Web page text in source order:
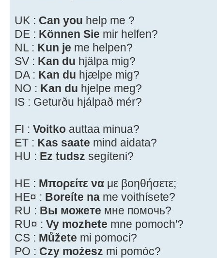
UK : Can you help me ?
DE : Können Sie mir helfen?
NL : Kun je me helpen?
SV : Kan du hjälpa mig?
DA : Kan du hjælpe mig?
NO : Kan du hjelpe meg?
IS : Geturðu hjálpað mér?
FI : Voitko auttaa minua?
ET : Kas saate mind aidata?
HU : Ez tudsz segíteni?
HE : Μπορείτε να με βοηθήσετε;
HE¤ : Boreíte na me voithísete?
RU : Вы можете мне помочь?
RU¤ : Vy mozhete mne pomoch'?
CS : Můžete mi pomoci?
PO : Czy możesz mi pomóc?